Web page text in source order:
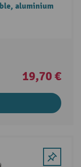
aluminium
19,70 €